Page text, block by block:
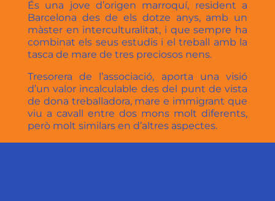
És una jove d’origen marroquí, resident a
Barcelona des de els dotze anys, amb un
màster en interculturalitat, i que sempre ha
combinat els seus estudis i el treball amb la
tasca de mare de tres preciosos nens.
Tresorera de l’associació, aporta una visió
d’un valor incalculable des del punt de vista
de dona treballadora, mare e immigrant que
viu a cavall entre dos mons molt diferents,
però molt similars en d’altres aspectes.